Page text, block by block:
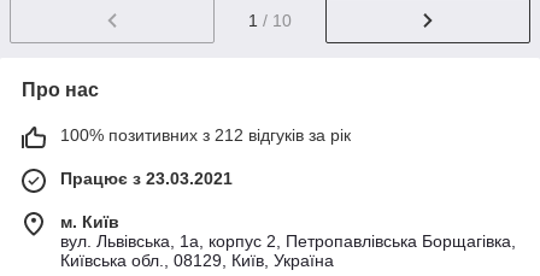
1 / 10
Про нас
100% позитивних з 212 відгуків за рік
Працює з 23.03.2021
м. Київ
вул. Львівська, 1а, корпус 2, Петропавлівська Борщагівка,
Київська обл., 08129, Київ, Україна